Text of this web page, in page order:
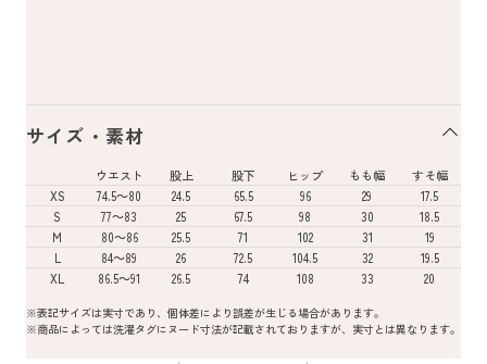
サイズ・素材
ウエスト 股上 股下 ヒップ もも幅
すそ幅
XS
74.5～80 24.5 65.5 96 29
17.5
S
77～83 25 67.5 98 30
18.5
M
80～86 25.5 71 102 31
19
L
84～89 26 72.5 104.5 32
19.5
XL
86.5～91 26.5 74 108 33 20
※表記サイズは実寸であり、個体差により誤差が生じる場合があります。
※商品によっては洗濯タグにヌード寸法が記載されておりますが、実寸とは異なります。